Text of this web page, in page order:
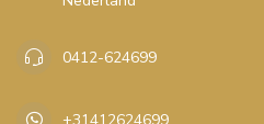
0412-624699